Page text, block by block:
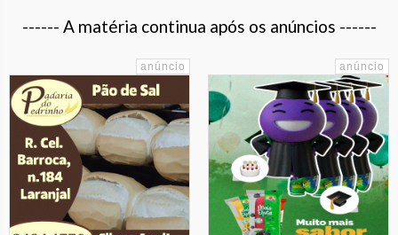
------ A matéria continua após os anúncios ------